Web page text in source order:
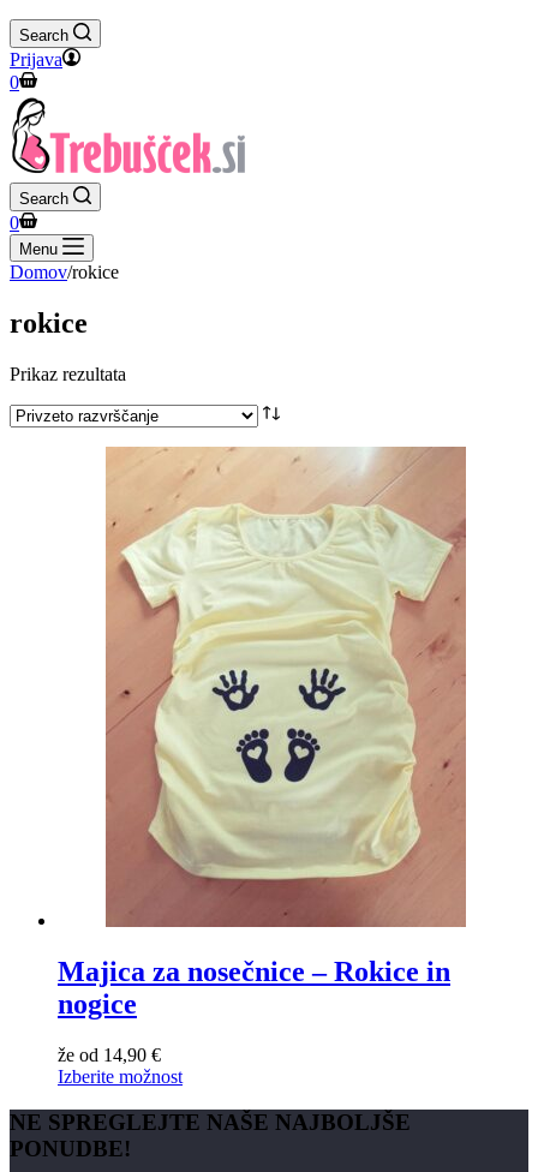
Search
Prijava
Shopping
cart
0
Search
Shopping
cart
0
Menu
Domov/rokice
rokice
Prikaz rezultata
Majica za nosečnice – Rokice in
nogice
že od 14,90 €
Izberite možnost
NE SPREGLEJTE NAŠE NAJBOLJŠE
PONUDBE!